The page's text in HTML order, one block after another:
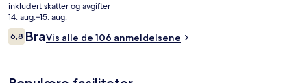
Frokostbuffé hver dag (mot et tillegg)
prisen
er
1 170 kr
inkludert skatter og avgifter
14. aug.–15. aug.
Anmeldelser
6,86,8 av 10 –
BraVis alle de 106 anmeldelsene